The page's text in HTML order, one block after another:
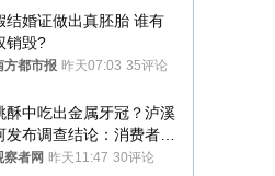
结婚证做出真胚胎 谁有
销毁?
方都市报 昨天07:03 35评论
酥中吃出金属牙冠？泸溪
发布调查结论：消费者已
清，所发视频情况不属实
察者网 昨天11:47 30评论